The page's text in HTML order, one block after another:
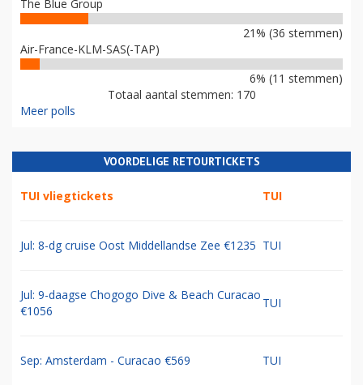
The Blue Group
21% (36 stemmen)
Air-France-KLM-SAS(-TAP)
6% (11 stemmen)
Totaal aantal stemmen: 170
Meer polls
VOORDELIGE RETOURTICKETS
TUI vliegtickets TUI
Jul: 8-dg cruise Oost Middellandse Zee €1235 TUI
Jul: 9-daagse Chogogo Dive & Beach Curacao
€1056
TUI
Sep: Amsterdam - Curacao €569 TUI